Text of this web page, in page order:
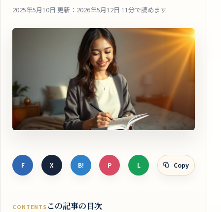
2025年5月10日 更新：2026年5月12日 11分で読めます
F X B! P L Copy
CONTENTS この記事の目次